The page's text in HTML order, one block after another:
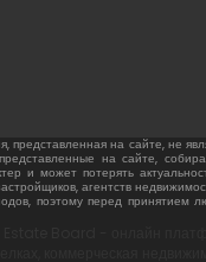
представленная на сайте, не
на сайте,
и может потерять
агентств
поэтому перед